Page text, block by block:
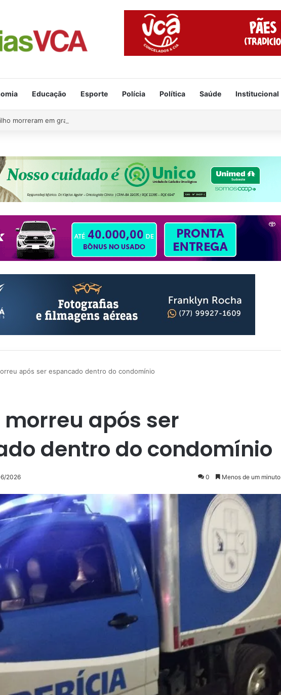
Educação Esporte Polícia Política Saúde Institucional
morreram em grave acidente
após ser espancado dentro do condomínio
após ser
dentro do condomínio
2026 0 Menos de um minuto